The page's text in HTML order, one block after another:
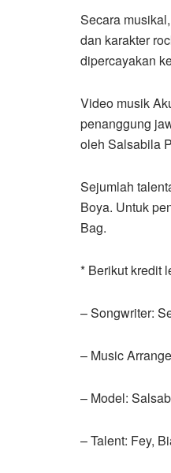
Secara
dan karakter
dipercayakan
Video musik
penanggung
oleh Salsabila
Sejumlah
Boya. Untuk
Bag.
* Berikut kredit
– Songwriter:
– Music
– Model:
– Talent: Fey,